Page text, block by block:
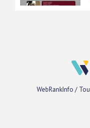
WebRankInfo /